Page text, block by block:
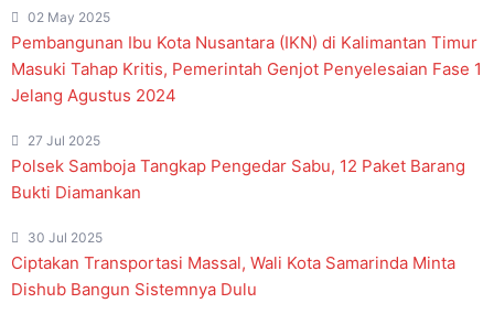
02 May 2025
Pembangunan Ibu Kota Nusantara (IKN) di Kalimantan Timur
Masuki Tahap Kritis, Pemerintah Genjot Penyelesaian Fase 1
Jelang Agustus 2024
27 Jul 2025
Polsek Samboja Tangkap Pengedar Sabu, 12 Paket Barang
Bukti Diamankan
30 Jul 2025
Ciptakan Transportasi Massal, Wali Kota Samarinda Minta
Dishub Bangun Sistemnya Dulu